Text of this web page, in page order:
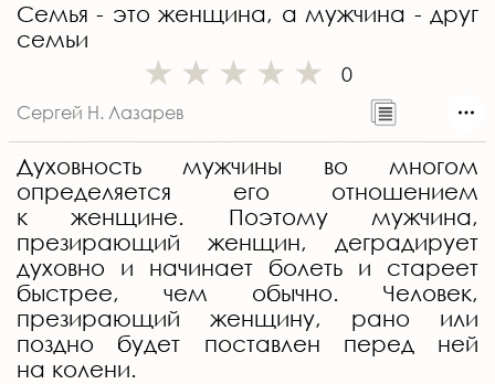
Семья - это женщина, а мужчина - друг
семьи
0
Сергей Н. Лазарев
Духовность мужчины во многом
определяется его отношением
к женщине. Поэтому мужчина,
презирающий женщин, деградирует
духовно и начинает болеть и стареет
быстрее, чем обычно. Человек,
презирающий женщину, рано или
поздно будет поставлен перед ней
на колени.